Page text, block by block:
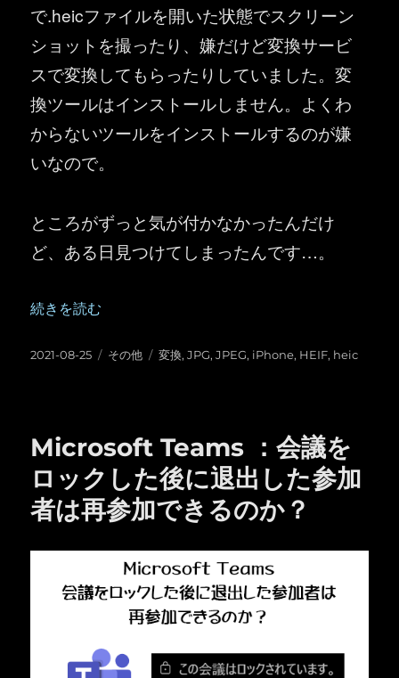
で.heicファイルを開いた状態でスクリーン
ショットを撮ったり、嫌だけど変換サービ
スで変換してもらったりしていました。変
換ツールはインストールしません。よくわ
からないツールをインストールするのが嫌
いなので。
ところがずっと気が付かなかったんだけ
ど、ある日見つけてしまったんです…。
“iPhone で撮影した HEIF (HEIC) 形式の画像ファイルを
続きを読む
投
2021-08-25
カ
その他
タ
変換,JPG,JPEG, iPhone, HEIF, heic
Microsoft Teams ：会議を
ロックした後に退出した参加
者は再参加できるのか？